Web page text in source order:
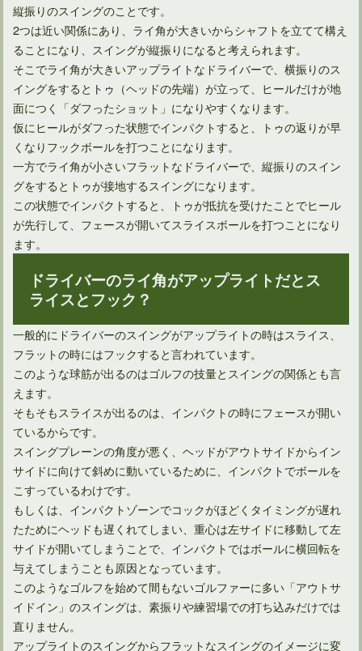
ドライバーのバックスピンが飛距離減の原因というのは間違い
やはり得！アイアンで飛距離アップするのに効果的な方法とは
多くのプロ野球選手は、ゴルフの飛距離が凄いのは何で？
多くのゴルファー憧れ、ドライバーで300ヤード飛ばすには
縦振りのスイングのことです。
2つは近い関係にあり、ライ角が大きいからシャフトを立てて構え
ることになり、スイングが縦振りになると考えられます。
そこでライ角が大きいアップライトなドライバーで、横振りのス
イングをするとトゥ（ヘッドの先端）が立って、ヒールだけが地
面につく「ダフったショット」になりやすくなります。
仮にヒールがダフった状態でインパクトすると、トゥの返りが早
くなりフックボールを打つことになります。
一方でライ角が小さいフラットなドライバーで、縦振りのスイン
グをするとトゥが接地するスイングになります。
この状態でインパクトすると、トゥが抵抗を受けたことでヒール
が先行して、フェースが開いてスライスボールを打つことになり
ます。
ドライバーのライ角がアップライトだとス
ライスとフック？
一般的にドライバーのスイングがアップライトの時はスライス、
フラットの時にはフックすると言われています。
このような球筋が出るのはゴルフの技量とスイングの関係とも言
えます。
そもそもスライスが出るのは、インパクトの時にフェースが開い
ているからです。
スイングプレーンの角度が悪く、ヘッドがアウトサイドからイン
サイドに向けて斜めに動いているために、インパクトでボールを
こすっているわけです。
もしくは、インパクトゾーンでコックがほどくタイミングが遅れ
たためにヘッドも遅くれてしまい、重心は左サイドに移動して左
サイドが開いてしまうことで、インパクトではボールに横回転を
与えてしまうことも原因となっています。
このようなゴルフを始めて間もないゴルファーに多い「アウトサ
イドイン」のスイングは、素振りや練習場での打ち込みだけでは
直りません。
アップライトのスイングからフラットなスイングのイメージに変